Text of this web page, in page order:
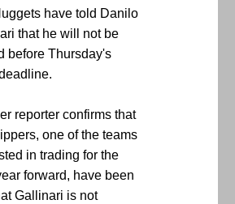
have told Danilo
that he will not be
before Thursday's
reporter confirms that
one of the teams
in trading for the
forward, have been
Gallinari is not